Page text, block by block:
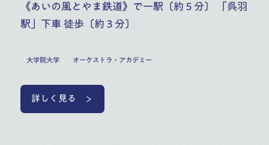
《あいの風とやま鉄道》で一駅〔約５分〕 「呉羽
駅」下車 徒歩〔約３分〕
大学院大学 オーケストラ・アカデミー
詳しく見る